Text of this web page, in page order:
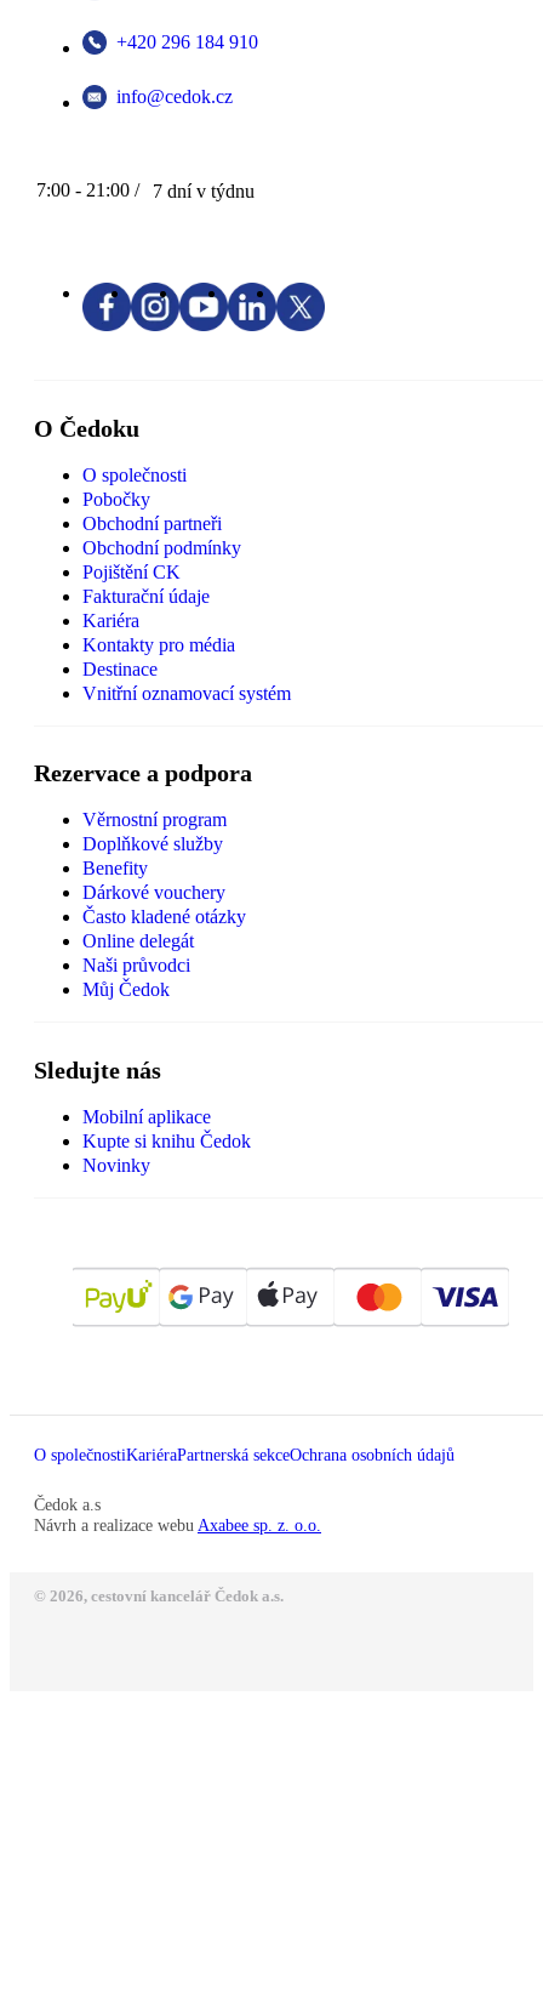
+420 296 184 910
info@cedok.cz
7:00 - 21:00 / 7 dní v týdnu
O Čedoku
O společnosti
Pobočky
Obchodní partneři
Obchodní podmínky
Pojištění CK
Fakturační údaje
Kariéra
Kontakty pro média
Destinace
Vnitřní oznamovací systém
Rezervace a podpora
Věrnostní program
Doplňkové služby
Benefity
Dárkové vouchery
Často kladené otázky
Online delegát
Naši průvodci
Můj Čedok
Sledujte nás
Mobilní aplikace
Kupte si knihu Čedok
Novinky
O společnostiKariéraPartnerská sekceOchrana osobních údajů
Čedok a.s
Návrh a realizace webu Axabee sp. z. o.o.
© 2026, cestovní kancelář Čedok a.s.